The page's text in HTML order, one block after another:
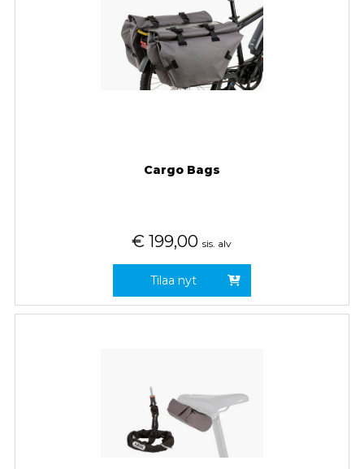
Cargo Bags
€ 199,00 sis. alv
Tilaa nyt